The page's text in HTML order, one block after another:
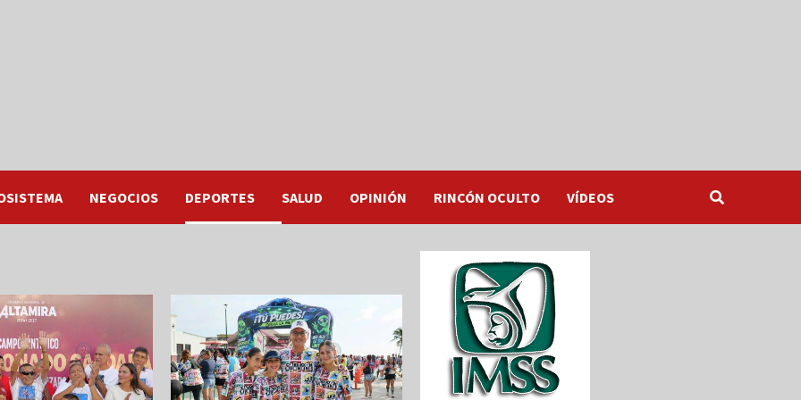
NEGOCIOS DEPORTES SALUD OPINIÓN RINCÓN OCULTO VÍDEOS